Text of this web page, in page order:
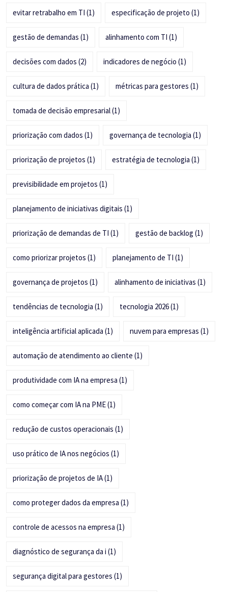
evitar retrabalho em TI (1) especificação de projeto (1)
gestão de demandas (1) alinhamento com TI (1)
decisões com dados (2) indicadores de negócio (1)
cultura de dados prática (1) métricas para gestores (1)
tomada de decisão empresarial(1)
priorização com dados (1) governança de tecnologia (1)
priorização de projetos (1) estratégia de tecnologia (1)
previsibilidade em projetos (1)
planejamento de iniciativas digitais (1)
priorização de demandas de TI (1) gestão de backlog (1)
como priorizar projetos (1) planejamento de TI (1)
governança de projetos (1) alinhamento de iniciativas (1)
tendências de tecnologia (1) tecnologia 2026(1)
inteligência artificial aplicada (1) nuvem para empresas (1)
automação de atendimento ao cliente (1)
produtividade com IA na empresa (1)
como começar com IA na PME(1)
redução de custos operacionais (1)
uso prático de IA nos negócios (1)
priorização de projetos de IA(1)
como proteger dados da empresa (1)
controle de acessos na empresa (1)
diagnóstico de segurança da i (1)
segurança digital para gestores (1)